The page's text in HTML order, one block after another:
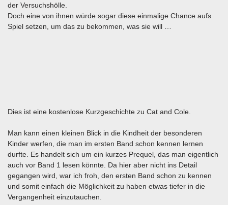
der Versuchshölle.
Doch eine von ihnen würde sogar diese einmalige Chance aufs
Spiel setzen, um das zu bekommen, was sie will …
Dies ist eine kostenlose Kurzgeschichte zu Cat and Cole.
Man kann einen kleinen Blick in die Kindheit der besonderen
Kinder werfen, die man im ersten Band schon kennen lernen
durfte. Es handelt sich um ein kurzes Prequel, das man eigentlich
auch vor Band 1 lesen könnte. Da hier aber nicht ins Detail
gegangen wird, war ich froh, den ersten Band schon zu kennen
und somit einfach die Möglichkeit zu haben etwas tiefer in die
Vergangenheit einzutauchen.